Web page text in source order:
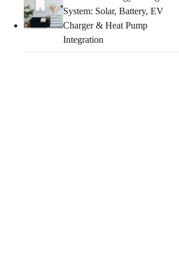
System: Solar, Battery, EV
Charger & Heat Pump
Integration